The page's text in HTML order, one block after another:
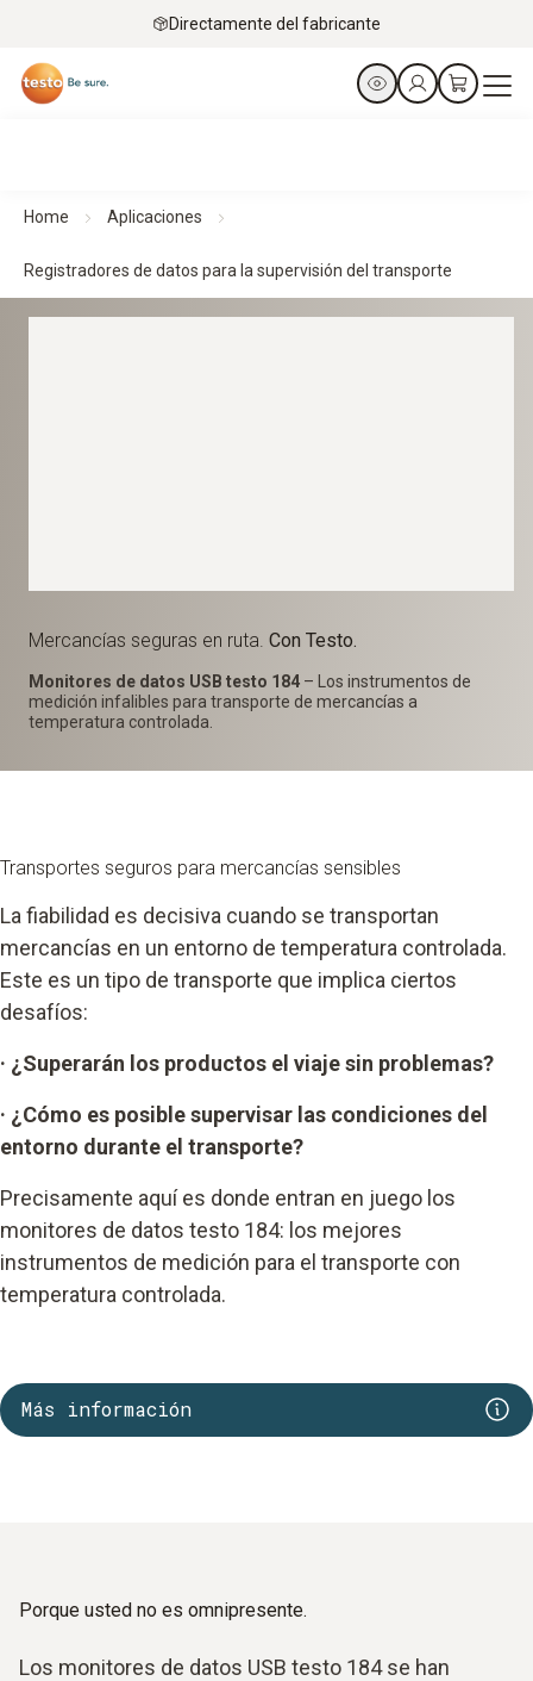
Directamente del fabricante
Home Aplicaciones
Registradores de datos para la supervisión del transporte
Mercancías seguras en ruta. Con Testo.
Monitores de datos USB testo 184 – Los instrumentos de
medición infalibles para transporte de mercancías a
temperatura controlada.
Transportes seguros para mercancías sensibles
La fiabilidad es decisiva cuando se transportan
mercancías en un entorno de temperatura controlada.
Este es un tipo de transporte que implica ciertos
desafíos:
· ¿Superarán los productos el viaje sin problemas?
· ¿Cómo es posible supervisar las condiciones del
entorno durante el transporte?
Precisamente aquí es donde entran en juego los
monitores de datos testo 184: los mejores
instrumentos de medición para el transporte con
temperatura controlada.
Más información
Porque usted no es omnipresente.
Los monitores de datos USB testo 184 se han